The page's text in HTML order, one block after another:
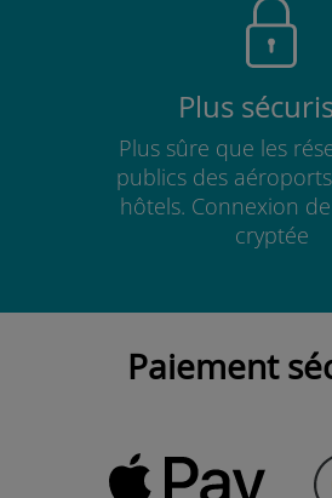
Plus
Plus sûre que les
publics des
hôtels. Connexion
cryptée
Paiement